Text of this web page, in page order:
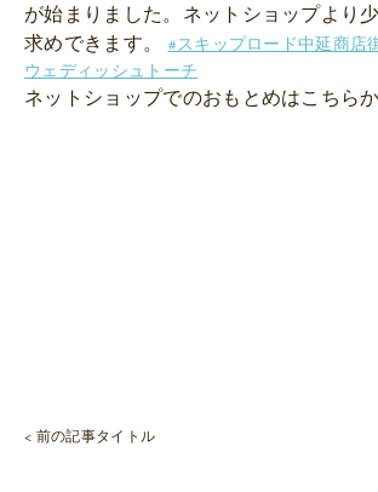
が始まりました。ネットショップより
求めできます。
#スキップロード中延商店
ウェディッシュトーチ
< 前の記事タイトル